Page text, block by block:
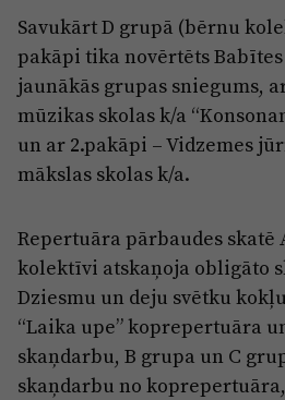
Savukārt D grupā (bērnu
pakāpi tika novērtēts
jaunākās grupas sniegums,
mūzikas skolas k/a
un ar 2.pakāpi – Vidzemes
mākslas skolas k/a.
Repertuāra pārbaudes skatē
kolektīvi atskaņoja obligāto
Dziesmu un deju svētku
“Laika upe” koprepertuāra
skaņdarbu, B grupa un C
skaņdarbu no